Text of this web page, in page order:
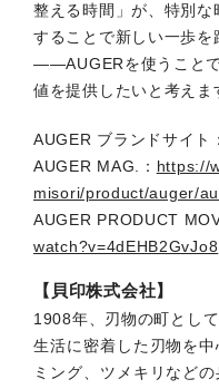
整える時間」が、特別な
することで新しい一歩
――AUGERを使うこと
値を提供したいと考えま
AUGER ブランドサイト：
AUGER MAG.： https://
misori/product/auger/
AUGER PRODUCT
watch?v=4dEHB2GvJo8
【貝印株式会社】
1908年、刃物の町とし
生活に密着した刃物を
ミング、ツメキリなど